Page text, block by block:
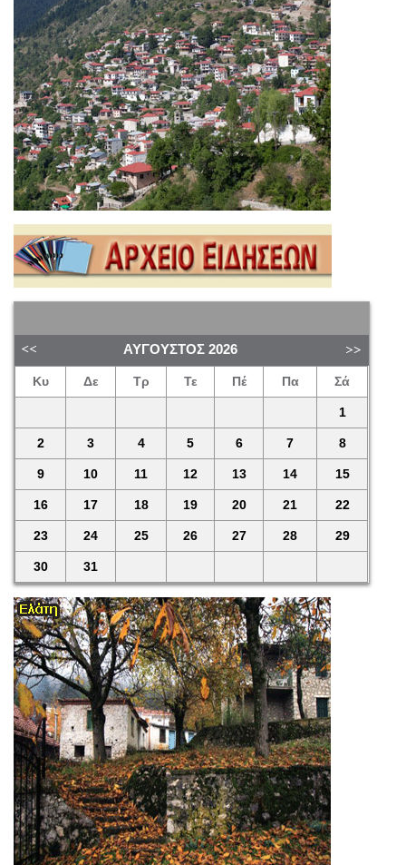
ΑΎΓΟΥΣΤΟΣ 2026
Κυ Δε Τρ Τε Πέ Πα Σά
1
2 3 4 5 6 7 8
9 10 11 12 13 14 15
16 17 18 19 20 21 22
23 24 25 26 27 28 29
30 31